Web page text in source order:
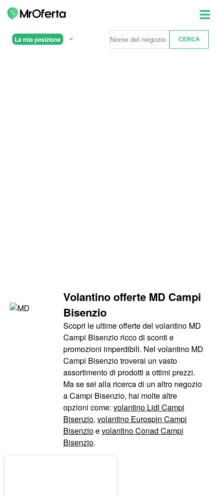
La mia posizione
Volantino offerte MD Campi
Bisenzio
Scopri le ultime offerte del volantino MD
Campi Bisenzio ricco di sconti e
promozioni imperdibili. Nel volantino MD
Campi Bisenzio troverai un vasto
assortimento di prodotti a ottimi prezzi.
Ma se sei alla ricerca di un altro negozio
a Campi Bisenzio, hai molte altre
opzioni come: volantino Lidl Campi
Bisenzio, volantino Eurospin Campi
Bisenzioevolantino Conad Campi
Bisenzio.